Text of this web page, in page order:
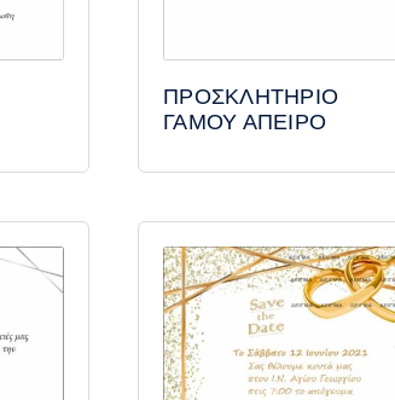
ΠΡΟΣΚΛΗΤΗΡΙΟ
ΓΑΜΟΥ ΑΠΕΙΡΟ